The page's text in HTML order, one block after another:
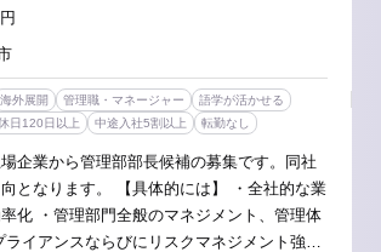
海外展開 管理職・マネージャー
語学が活かせる
日120日以上 中途入社5割以上 転勤なし
企業から管理部部長候補の募集です。同社
具体的には】 ・全社的な業
化 ・管理部門全般のマネジメント、管理体
ライアンスならびにリスクマネジメント強化